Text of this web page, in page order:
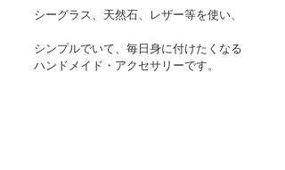
シーグラス、天然石、レザー等を使い、
シンプルでいて、毎日身に付けたくなる
ハンドメイド・アクセサリーです。